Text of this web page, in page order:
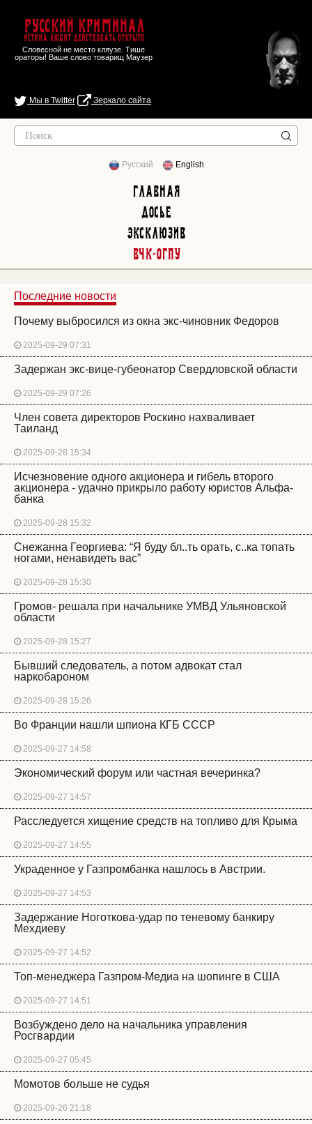
Русский Криминал
Истина любит действовать открыто
Словесной не место кляузе. Тише
ораторы! Ваше слово товарищ Маузер
Мы в Twitter Зеркало сайта
Русский English
Главная
Досье
Эксклюзив
ВЧК-ОГПУ
Последние новости
Почему выбросился из окна экс-чиновник Федоров
2025-09-29 07:31
Задержан экс-вице-губеонатор Свердловской области
2025-09-29 07:26
Член совета директоров Роскино нахваливает
Таиланд
2025-09-28 15:34
Исчезновение одного акционера и гибель второго
акционера - удачно прикрыло работу юристов Альфа-
банка
2025-09-28 15:32
Снежанна Георгиева: “Я буду бл..ть орать, с..ка топать
ногами, ненавидеть вас”
2025-09-28 15:30
Громов- решала при начальнике УМВД Ульяновской
области
2025-09-28 15:27
Бывший следователь, а потом адвокат стал
наркобароном
2025-09-28 15:26
Во Франции нашли шпиона КГБ СССР
2025-09-27 14:58
Экономический форум или частная вечеринка?
2025-09-27 14:57
Расследуется хищение средств на топливо для Крыма
2025-09-27 14:55
Украденное у Газпромбанка нашлось в Австрии.
2025-09-27 14:53
Задержание Ноготкова-удар по теневому банкиру
Мехдиеву
2025-09-27 14:52
Топ-менеджера Газпром-Медиа на шопинге в США
2025-09-27 14:51
Возбуждено дело на начальника управления
Росгвардии
2025-09-27 05:45
Момотов больше не судья
2025-09-26 21:18